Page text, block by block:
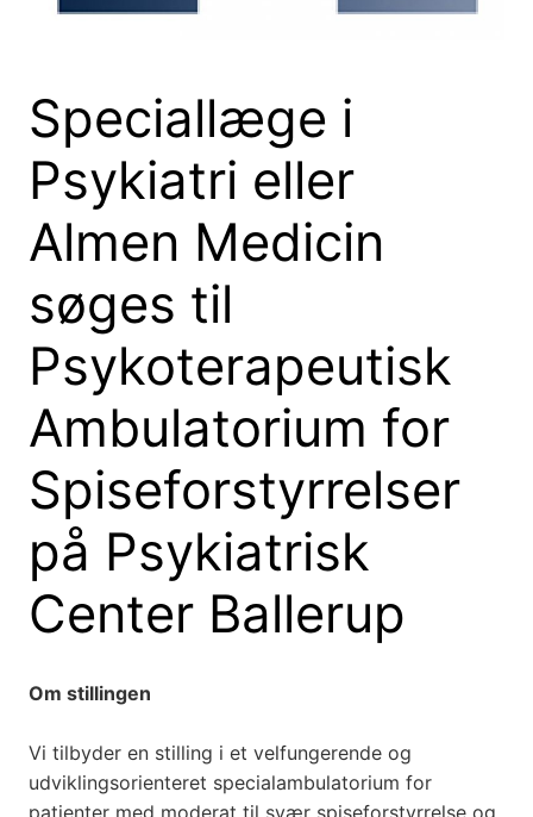
Speciallæge i
Psykiatri eller
Almen Medicin
søges til
Psykoterapeutisk
Ambulatorium for
Spiseforstyrrelser
på Psykiatrisk
Center Ballerup
Om stillingen
Vi tilbyder en stilling i et velfungerende og
udviklingsorienteret specialambulatorium for